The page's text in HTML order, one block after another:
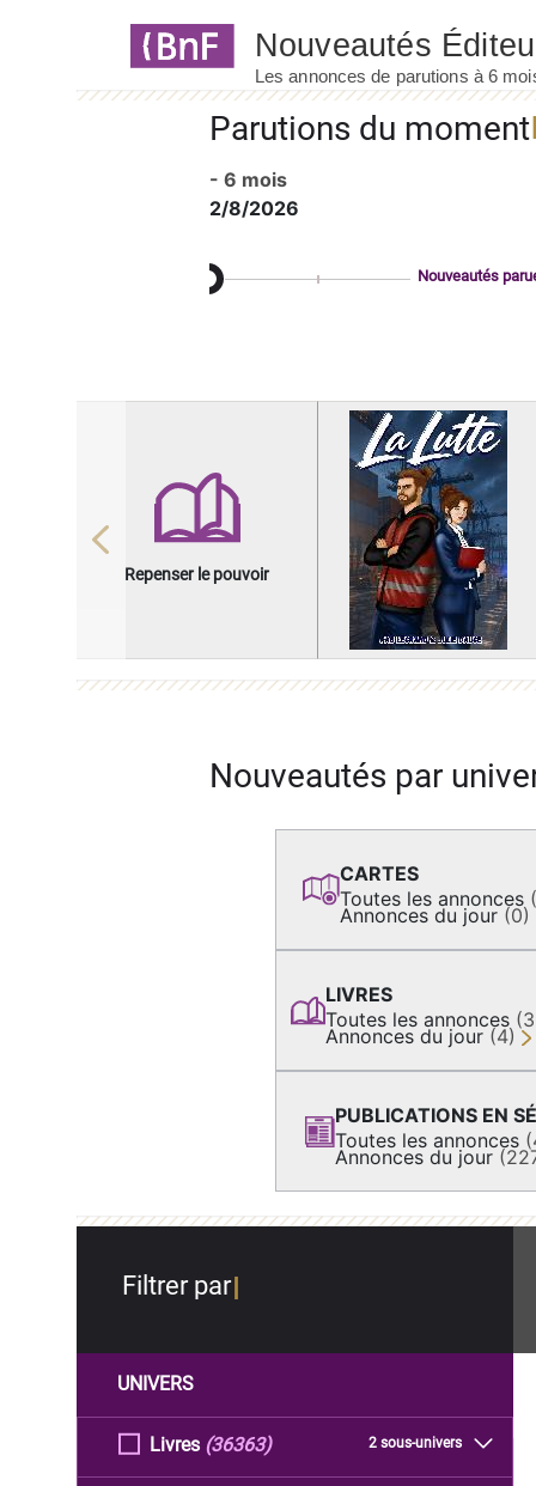
Parutions du moment
- 6 mois
2/8/2026
Nouveautés
Repenser le pouvoir
Previous
Nouveautés par
CARTES
Toutes les annonces
Annonces du jour (0)
LIVRES
Toutes les annonces
Annonces du jour (4)
PUBLICATIONS EN
Toutes les annonces
Annonces du jour
Filtrer par
UNIVERS
Livres 2 sous-univers
(36363)